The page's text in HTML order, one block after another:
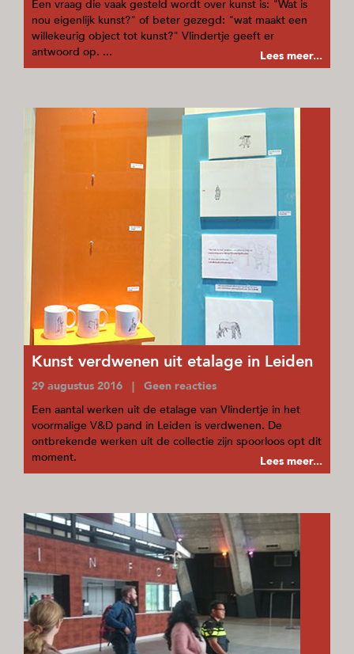
Een vraag die vaak gesteld wordt over kunst is: "Wat is
nou eigenlijk kunst?" of beter gezegd: "wat maakt een
willekeurig object tot kunst?" Vlindertje geeft er
antwoord op. ...
Lees meer...
Kunst verdwenen uit etalage in Leiden
29 augustus 2016 | Geen reacties
Een aantal werken uit de etalage van Vlindertje in het
voormalige V&D pand in Leiden is verdwenen. De
ontbrekende werken uit de collectie zijn spoorloos opt dit
moment.
Lees meer...